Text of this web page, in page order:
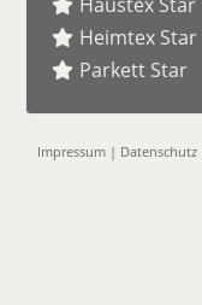
Heimtex Star
Parkett Star
Impressum | Datenschutz